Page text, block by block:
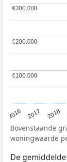
2016 2017 2018
€100.000
€100.000
€200.000
€200.000
€300.000
€300.000
Bovenstaande
woningwaarde
De gemiddelde